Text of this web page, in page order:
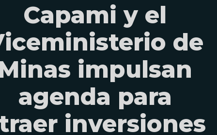
Capami y el
de
impulsan
agenda para
inversiones